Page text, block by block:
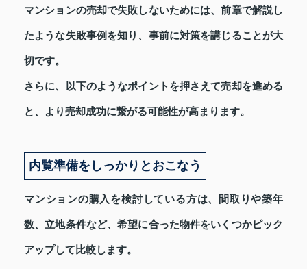
マンションの売却で失敗しないためには、前章で解説し
たような失敗事例を知り、事前に対策を講じることが大
切です。
さらに、以下のようなポイントを押さえて売却を進める
と、より売却成功に繋がる可能性が高まります。
内覧準備をしっかりとおこなう
マンションの購入を検討している方は、間取りや築年
数、立地条件など、希望に合った物件をいくつかピック
アップして比較します。